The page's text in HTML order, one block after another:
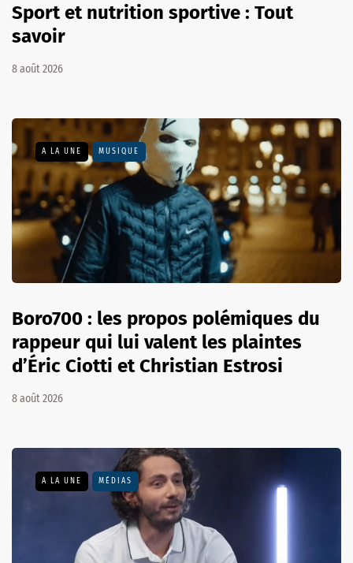
Sport et nutrition sportive : Tout
savoir
8 août 2026
A LA UNE MUSIQUE
Boro700 : les propos polémiques du
rappeur qui lui valent les plaintes
d’Éric Ciotti et Christian Estrosi
8 août 2026
A LA UNE MÉDIAS